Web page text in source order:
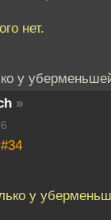
нет.
у
»
#34
у